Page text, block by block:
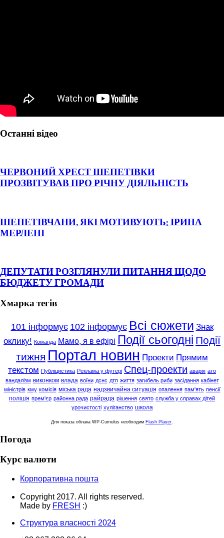
Останні відео
ЧЕРВОНИЙ ХРЕСТ ШЕПЕТІВКИ
ПРОЗВІТУВАВ ПРО РІЧНУ ДІЯЛЬНІСТЬ
ШЕПЕТІВЧАНИ, ЯКІ МОТИВУЮТЬ: ІРИНА
МЕРЛЕНІ
ДЕПУТАТИ РОЗГЛЯНУЛИ ПИТАННЯ ЩОДО
БЮДЖЕТУ ГРОМАДИ
Хмарка тегів
101 інформує 102 інформує Всі сюжети Знак
оклику! Команда Мамо, я в ефірі Події сьогодні Події
тижня Портал новин Проекти Прямим
текстом Публіцистика Реклама у футері Спец-проекти аварія ато
вандалізм виконком влада воїни дснс дтп життя загибель риби засідання кабінет
міністрів кму комісія міська рада надзвичайна ситуація опалення пам'ять пенсії
поліція прем'єр районна рада райрада рішення свято служба у справах дітей
урочистості хуліганство школа
Для показа облака WP-Cumulus необходим Flash Player
Погода
Курс валюти
Корпоративна пошта
Copyright 2017. All rights reserved.
Made by FRESH :)
Структура власності 2024